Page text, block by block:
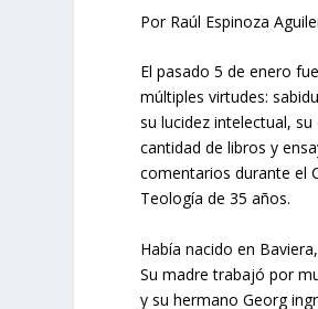
Por Raúl Espinoza
El pasado 5 de enero
múltiples virtudes:
su lucidez intelectual,
cantidad de libros y
comentarios durante el
Teología de 35 años.
Había nacido en
Su madre trabajó por
y su hermano Georg